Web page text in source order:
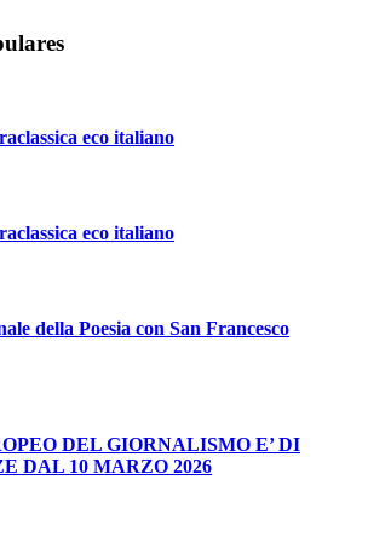
eco italiano
eco italiano
della Poesia con San Francesco
DEL GIORNALISMO E’ DI
DAL 10 MARZO 2026